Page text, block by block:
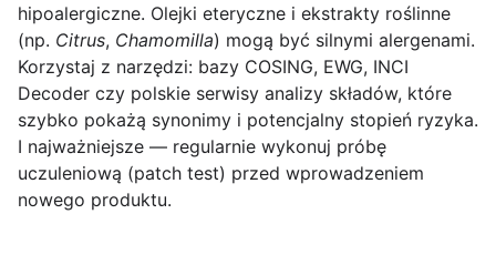
hipoalergiczne. Olejki eteryczne i ekstrakty roślinne
(np. Citrus, Chamomilla) mogą być silnymi alergenami.
Korzystaj z narzędzi: bazy COSING, EWG, INCI
Decoder czy polskie serwisy analizy składów, które
szybko pokażą synonimy i potencjalny stopień ryzyka.
I najważniejsze — regularnie wykonuj próbę
uczuleniową (patch test) przed wprowadzeniem
nowego produktu.